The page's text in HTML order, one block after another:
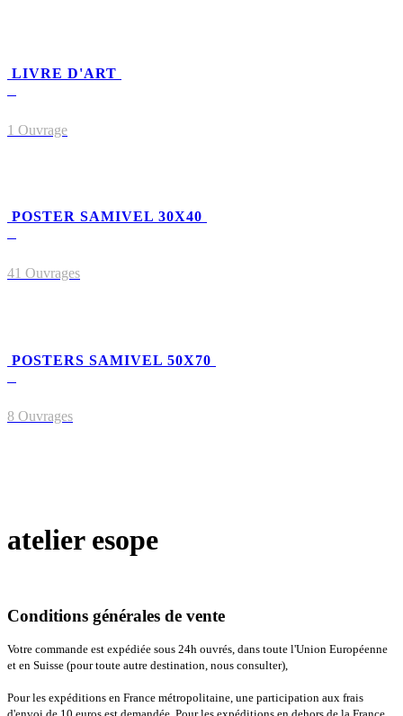
LIVRE D'ART
1 Ouvrage
POSTER SAMIVEL 30X40
41 Ouvrages
POSTERS SAMIVEL 50X70
8 Ouvrages
atelier esope
Conditions générales de vente
Votre commande est expédiée sous 24h ouvrés, dans toute l'Union Européenne
et en Suisse (pour toute autre destination, nous consulter),
Pour les expéditions en France métropolitaine, une participation aux frais